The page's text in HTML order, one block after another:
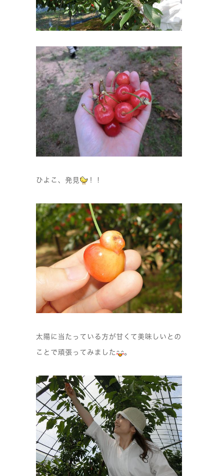
ひよこ、発見 ！！
太陽に当たっている方が甘くて美味しいとの
ことで頑張ってみました 。